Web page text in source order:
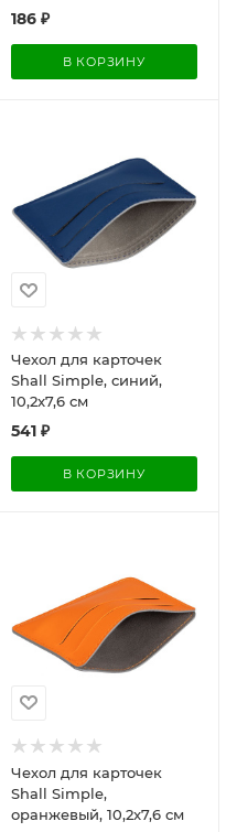
186₽
В КОРЗИНУ
Чехол для карточек
Shall Simple, синий,
10,2x7,6 см
541₽
В КОРЗИНУ
Чехол для карточек
Shall Simple,
оранжевый, 10,2x7,6 см